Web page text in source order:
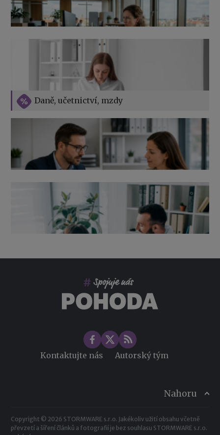
Daně, učetnictví, mzdy
Vše o překážkách v práci na straně zaměstnavatele
Výpověď ze zdravotních důvodů 2026 – průvodce pro
zaměstnavatele
Přehledy pro OSSZ a zdravotní pojišťovny – jak na ně
v roce 2026
Kontaktujte nás Autorský tým
Nahoru
Copyright © 2026 STORMWARE s.r.o. Jakékoliv užití obsahu včetně
převzetí a šíření článků a fotografií je bez souhlasu STORMWARE s.r.o.